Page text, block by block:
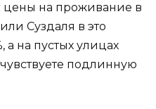
цены на проживание в
Суздаля в это
а на пустых улицах
подлинную